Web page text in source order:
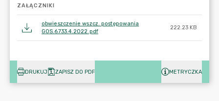
ZAŁĄCZNIKI
obwieszczenie wszcz. postępowania
GOS.6733.4.2022.pdf
222.23 KB
DRUKUJ ZAPISZ DO PDF METRYCZKA